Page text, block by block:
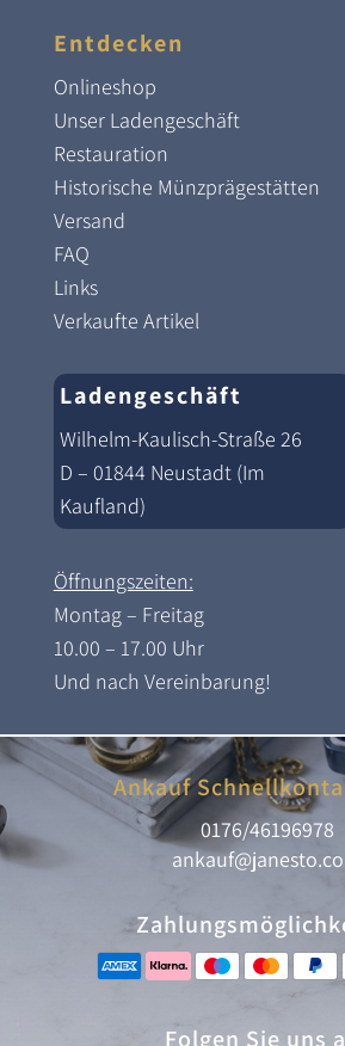
Entdecken
Onlineshop
Unser Ladengeschäft
Restauration
Historische Münzprägestätten
Versand
FAQ
Links
Verkaufte Artikel
Ladengeschäft
Wilhelm-Kaulisch-Straße 26
D – 01844 Neustadt (Im
Kaufland)
Öffnungszeiten:
Montag – Freitag
10.00 – 17.00 Uhr
Und nach Vereinbarung!
Ankauf
0176/46196978
Folgen Sie uns